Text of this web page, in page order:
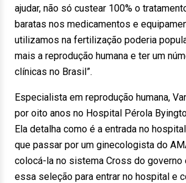
ajudar, não só custear 100% o
baratas nos medicamentos e
utilizamos na fertilização poderia
mais a reprodução humana e ter um
clínicas no Brasil”.
Especialista em reprodução humana,
por oito anos no Hospital Pérola
Ela detalha como é a entrada no
que passar por um ginecologista do
colocá-la no sistema Cross do governo
essa seleção para entrar no hospital e